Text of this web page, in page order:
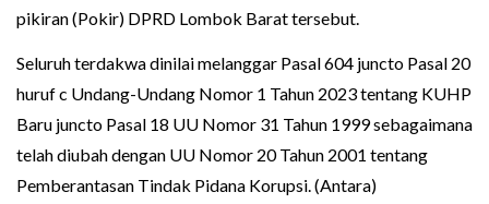
pikiran (Pokir) DPRD Lombok Barat tersebut.
Seluruh terdakwa dinilai melanggar Pasal 604 juncto Pasal 20
huruf c Undang-Undang Nomor 1 Tahun 2023 tentang KUHP
Baru juncto Pasal 18 UU Nomor 31 Tahun 1999 sebagaimana
telah diubah dengan UU Nomor 20 Tahun 2001 tentang
Pemberantasan Tindak Pidana Korupsi. (Antara)